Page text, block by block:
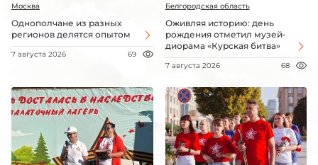
Москва
Однополчане из разных
регионов делятся опытом
7 августа 2026 69
Белгородская область
Оживляя историю: день
рождения отметил музей-
диорама «Курская битва»
7 августа 2026 68